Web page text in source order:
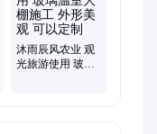
沐雨辰风农业 观
光旅游使用 玻璃